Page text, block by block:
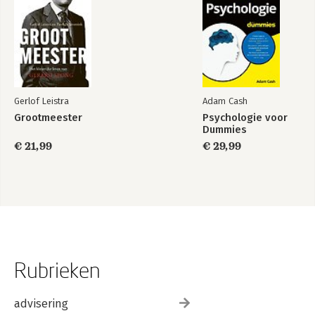
Gerlof Leistra
Grootmeester
€ 21,99
Adam Cash
Psychologie voor
Dummies
€ 29,99
Rubrieken
advisering